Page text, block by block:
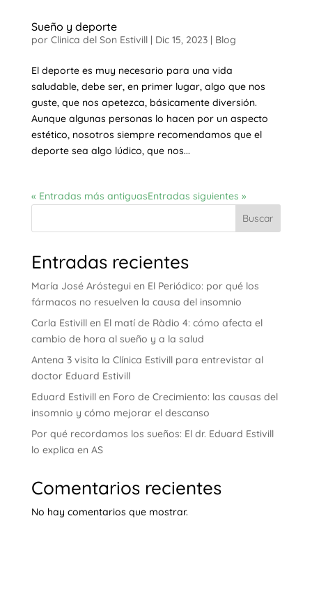
Sueño y deporte
por Clinica del Son Estivill| Dic 15, 2023| Blog
El deporte es muy necesario para una vida
saludable, debe ser, en primer lugar, algo que nos
guste, que nos apetezca, básicamente diversión.
Aunque algunas personas lo hacen por un aspecto
estético, nosotros siempre recomendamos que el
deporte sea algo lúdico, que nos...
« Entradas más antiguasEntradas siguientes »
Buscar
Entradas recientes
María José Aróstegui en El Periódico: por qué los
fármacos no resuelven la causa del insomnio
Carla Estivill en El matí de Ràdio 4: cómo afecta el
cambio de hora al sueño y a la salud
Antena 3 visita la Clínica Estivill para entrevistar al
doctor Eduard Estivill
Eduard Estivill en Foro de Crecimiento: las causas del
insomnio y cómo mejorar el descanso
Por qué recordamos los sueños: El dr. Eduard Estivill
lo explica en AS
Comentarios recientes
No hay comentarios que mostrar.